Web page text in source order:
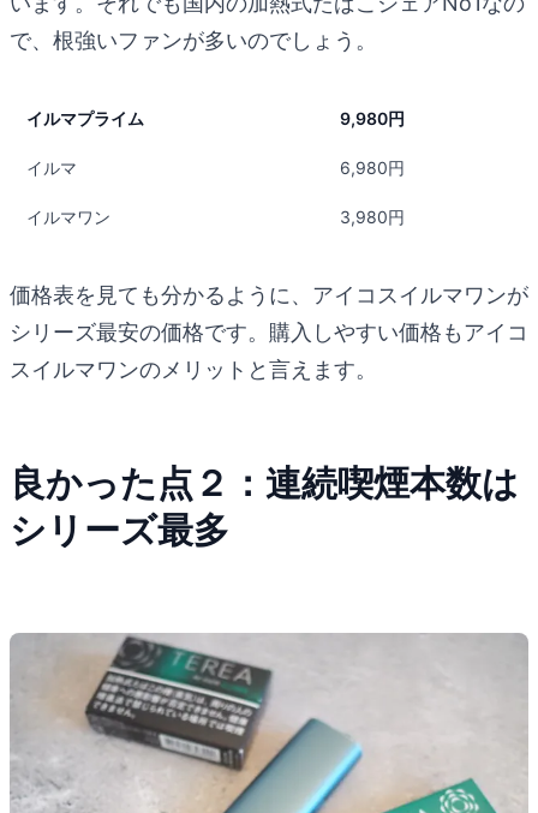
で、根強いファンが多いのでしょう。
イルマプライム 9,980円
イルマ 6,980円
イルマワン 3,980円
価格表を見ても分かるように、アイコスイルマワンが
シリーズ最安の価格です。購入しやすい価格もアイコ
スイルマワンのメリットと言えます。
良かった点２：連続喫煙本数は
シリーズ最多